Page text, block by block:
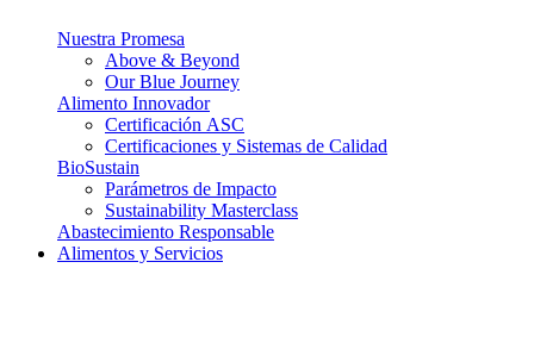
Nuestra Promesa
Above & Beyond
Our Blue Journey
Alimento Innovador
Certificación ASC
Certificaciones y Sistemas de Calidad
BioSustain
Parámetros de Impacto
Sustainability Masterclass
Abastecimiento Responsable
Alimentos y Servicios